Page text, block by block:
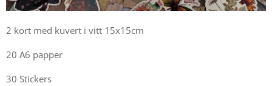
2 kort med kuvert i vitt 15x15cm
20 A6 papper
30 Stickers